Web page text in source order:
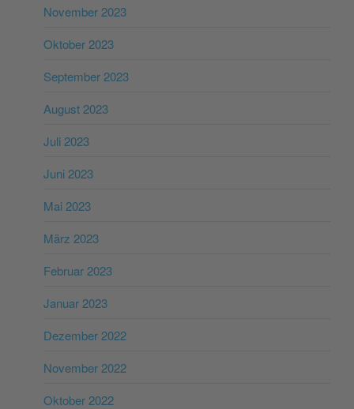
November 2023
Oktober 2023
September 2023
August 2023
Juli 2023
Juni 2023
Mai 2023
März 2023
Februar 2023
Januar 2023
Dezember 2022
November 2022
Oktober 2022